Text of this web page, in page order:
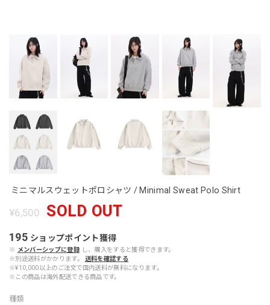
ミニマルスウェットポロシャツ / Minimal Sweat Polo Shirt
¥6,500 SOLD OUT
195 ショップポイント獲得
※ メンバーシップに登録 し、購入をすると獲得できます。
※別途送料がかかります。
送料を確認する
※¥10,000以上のご注文で国内送料が無料になります。
※この商品は海外配送できる商品です。
種類